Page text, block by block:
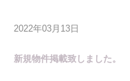
2022年03月13日
新規物件掲載致しました。